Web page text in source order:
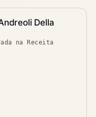
Della
na Receita